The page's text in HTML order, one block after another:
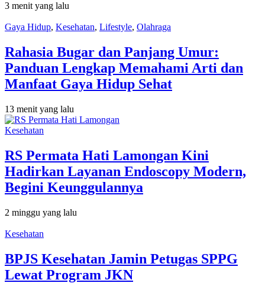
3 menit yang lalu
Gaya Hidup, Kesehatan, Lifestyle, Olahraga
Rahasia Bugar dan Panjang Umur:
Panduan Lengkap Memahami Arti dan
Manfaat Gaya Hidup Sehat
13 menit yang lalu
Kesehatan
RS Permata Hati Lamongan Kini
Hadirkan Layanan Endoscopy Modern,
Begini Keunggulannya
2 minggu yang lalu
Kesehatan
BPJS Kesehatan Jamin Petugas SPPG
Lewat Program JKN